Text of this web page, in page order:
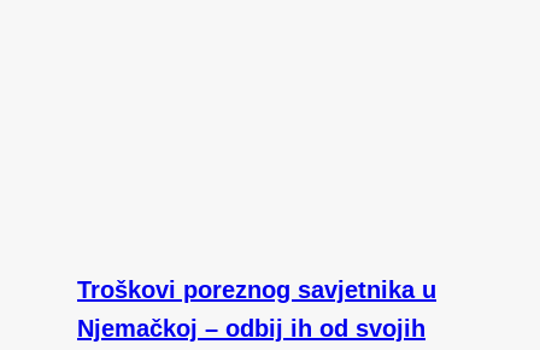
Troškovi poreznog savjetnika u
Njemačkoj – odbij ih od svojih